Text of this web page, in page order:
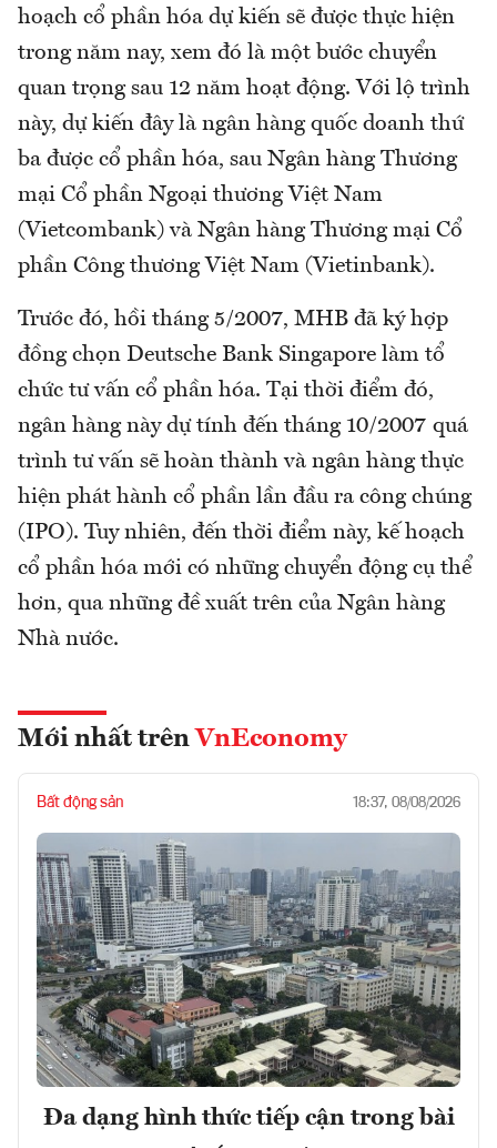
hoạch cổ phần hóa dự kiến sẽ được thực hiện
trong năm nay, xem đó là một bước chuyển
quan trọng sau 12 năm hoạt động. Với lộ trình
này, dự kiến đây là ngân hàng quốc doanh thứ
ba được cổ phần hóa, sau Ngân hàng Thương
mại Cổ phần Ngoại thương Việt Nam
(Vietcombank) và Ngân hàng Thương mại Cổ
phần Công thương Việt Nam (Vietinbank).
Trước đó, hồi tháng 5/2007, MHB đã ký hợp
đồng chọn Deutsche Bank Singapore làm tổ
chức tư vấn cổ phần hóa. Tại thời điểm đó,
ngân hàng này dự tính đến tháng 10/2007 quá
trình tư vấn sẽ hoàn thành và ngân hàng thực
hiện phát hành cổ phần lần đầu ra công chúng
(IPO). Tuy nhiên, đến thời điểm này, kế hoạch
cổ phần hóa mới có những chuyển động cụ thể
hơn, qua những đề xuất trên của Ngân hàng
Nhà nước.
Mới nhất trên VnEconomy
Bất động sản 18:37, 08/08/2026
Đa dạng hình thức tiếp cận trong bài